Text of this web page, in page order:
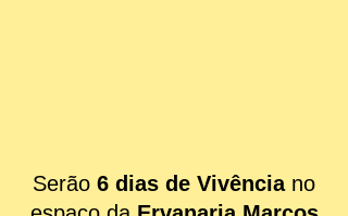
Serão 6 dias de Vivênciano